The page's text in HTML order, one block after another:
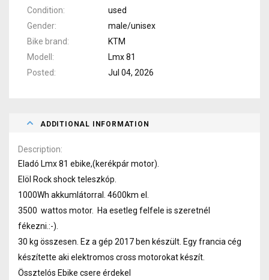
Condition
used
Gender
male/unisex
Bike brand
KTM
Modell
Lmx 81
Posted
Jul 04, 2026
ADDITIONAL INFORMATION
Description
Eladó Lmx 81 ebike,(kerékpár motor).
Elöl Rock shock teleszkóp.
1000Wh akkumlátorral. 4600km el.
3500 wattos motor. Ha esetleg felfele is szeretnél
fékezni.:-).
30 kg összesen. Ez a gép 2017 ben készült. Egy francia cég
készítette aki elektromos cross motorokat készít.
Össztelós Ebike csere érdekel